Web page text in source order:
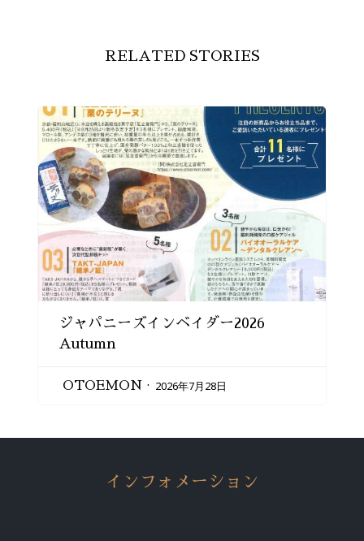
RELATED STORIES
ジャパニーズインベイダー2026
Autumn
OTOEMON 2026年7月28日
インフォメーション